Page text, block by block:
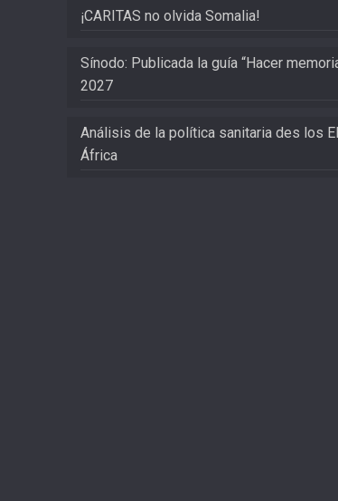
¡CARITAS no olvida Somalia!
Sínodo: Publicada la guía “Hacer
2027
Análisis de la política sanitaria des los
África